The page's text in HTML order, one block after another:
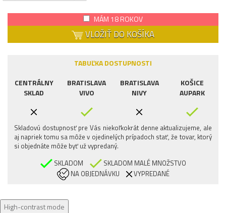
MÁM 18 ROKOV
VLOŽIŤ DO KOŠÍKA
TABUĽKA DOSTUPNOSTI
CENTRÁLNY
SKLAD
BRATISLAVA
VIVO
BRATISLAVA
NIVY
KOŠICE
AUPARK
Skladovú dostupnosť pre Vás niekoľkokrát denne aktualizujeme, ale
aj napriek tomu sa môže v ojedinelých prípadoch stať, že tovar, ktorý
si objednáte môže byť už vypredaný.
SKLADOM
SKLADOM MALÉ MNOŽSTVO
NA OBJEDNÁVKU
VYPREDANÉ
High-contrast mode